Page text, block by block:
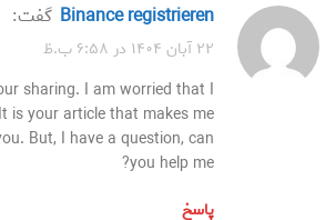
binance registrieren گفت:
۲۲ آبان ۱۴۰۴ در ۶:۵۸ ب.ظ
sharing. I am worried that I
is your article that makes me
But, I have a question, can
you help me?
پاسخ